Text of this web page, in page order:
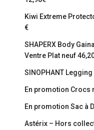
Kiwi Extreme
€
SHAPERX Body
Ventre Plat neuf
SINOPHANT
En promotion Crocs
En promotion Sac à
Astérix – Hors